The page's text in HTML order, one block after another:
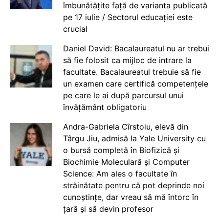
îmbunătățite față de varianta publicată
pe 17 iulie / Sectorul educației este
crucial
Daniel David: Bacalaureatul nu ar trebui
să fie folosit ca mijloc de intrare la
facultate. Bacalaureatul trebuie să fie
un examen care certifică competențele
pe care le ai după parcursul unui
învățământ obligatoriu
Andra-Gabriela Cîrstoiu, elevă din
Târgu Jiu, admisă la Yale University cu
o bursă completă în Biofizică și
Biochimie Moleculară și Computer
Science: Am ales o facultate în
străinătate pentru că pot deprinde noi
cunoștințe, dar vreau să mă întorc în
țară și să devin profesor